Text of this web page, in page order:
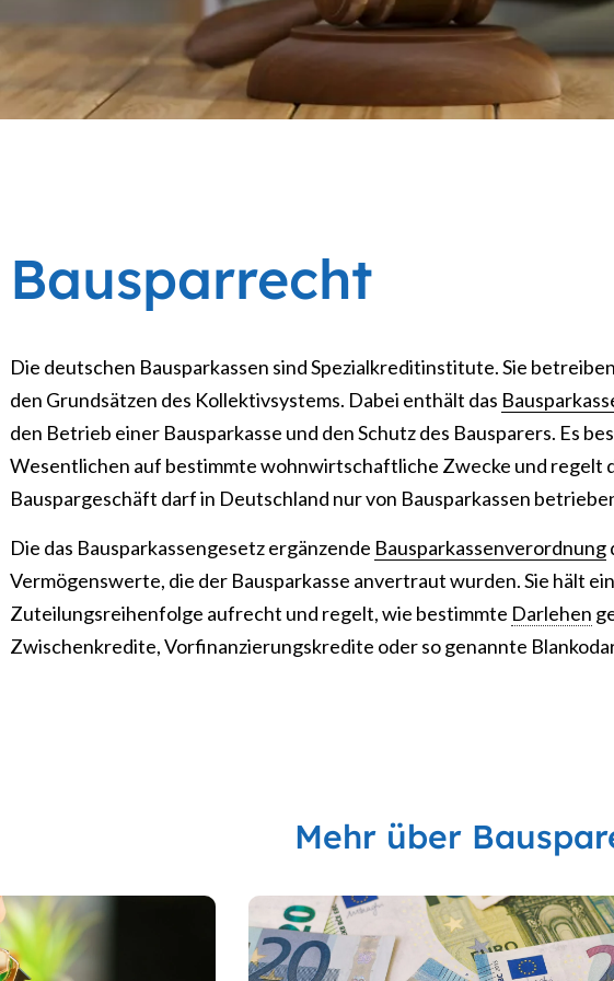
Bausparrecht
Die deutschen Bausparkassen sind Spezialkreditinstitute. Sie
den Grundsätzen des Kollektivsystems. Dabei enthält das
den Betrieb einer Bausparkasse und den Schutz des Bausparers. Es
Wesentlichen auf bestimmte wohnwirtschaftliche Zwecke und regelt
Bauspargeschäft darf in Deutschland nur von Bausparkassen
Die das Bausparkassengesetz ergänzende Bausparkassenverordnung
Vermögenswerte, die der Bausparkasse anvertraut wurden. Sie hält
Zuteilungsreihenfolge aufrecht und regelt, wie bestimmte Darlehen
Zwischenkredite, Vorfinanzierungskredite oder so genannte
Mehr über